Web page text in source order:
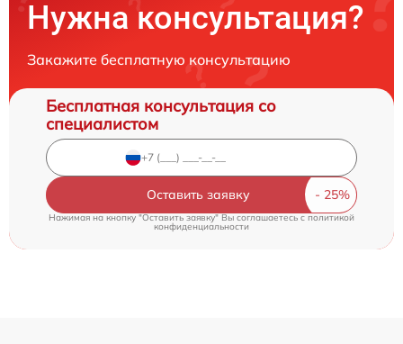
Нужна консультация?
Закажите бесплатную консультацию
Бесплатная консультация со
специалистом
Оставить заявку
Нажимая на кнопку "Оставить заявку" Вы соглашаетесь cполитикой
конфиденциальности